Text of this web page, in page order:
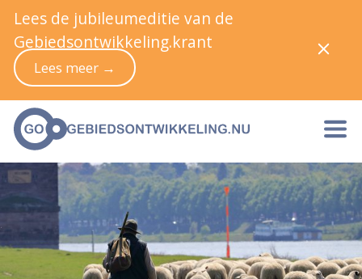
Lees de jubileumeditie van de
Gebiedsontwikkeling.krant
Lees meer →